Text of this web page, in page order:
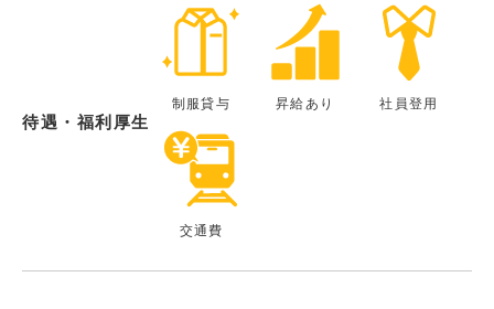
待遇・福利厚生
制服貸与 昇給あり 社員登用
交通費